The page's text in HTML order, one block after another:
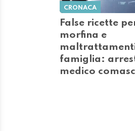
CRONACA
False ricette
morfina e
famiglia:
medico